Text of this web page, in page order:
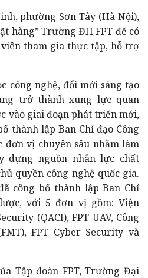
phường Sơn Tây (Hà Nội),
hàng” Trường ĐH FPT để có
tham gia thực tập, hỗ trợ
công nghệ, đổi mới sáng tạo
trở thành xung lực quan
vào giai đoạn phát triển mới,
thành lập Ban Chỉ đạo Công
đơn vị chuyên sâu nhằm làm
dựng nguồn nhân lực chất
quyền công nghệ quốc gia.
công bố thành lập Ban Chỉ
với 5 đơn vị gồm: Viện
(QACI), FPT UAV, Công
FPT Cyber Security và
Tập đoàn FPT, Trường Đại